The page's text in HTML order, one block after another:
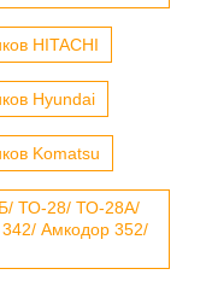
HITACHI
Hyundai
Komatsu
ТО-28/ ТО-28А/
Амкодор 352/